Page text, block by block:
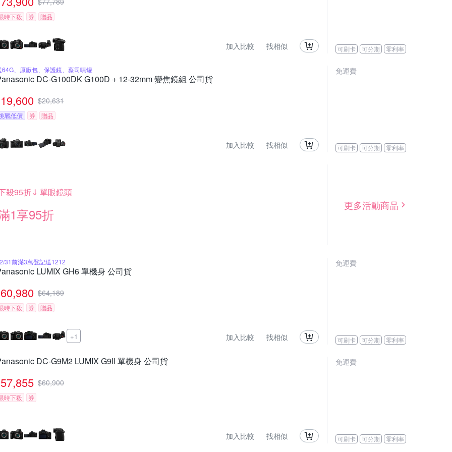
時下殺 券 贈品
加入比較 找相似 可刷卡 可分期 零利率
64G、原廠包、保護鏡、蔡司噴罐
DC-G100DK G100D + 12-32mm 變焦鏡組 公司貨
19,600 $20,631
戰低價 券 贈品
加入比較 找相似
免運費
可刷卡 可分期 零利率
殺95折⇓ 單眼鏡頭
1享95折
更多活動商品
31前滿3萬登記送1212
LUMIX GH6 單機身 公司貨
60,980 $64,189
時下殺 券 贈品
+1 加入比較 找相似
免運費
可刷卡 可分期 零利率
DC-G9M2 LUMIX G9II 單機身 公司貨
57,855 $60,900
時下殺 券
加入比較 找相似
免運費
可刷卡 可分期 零利率